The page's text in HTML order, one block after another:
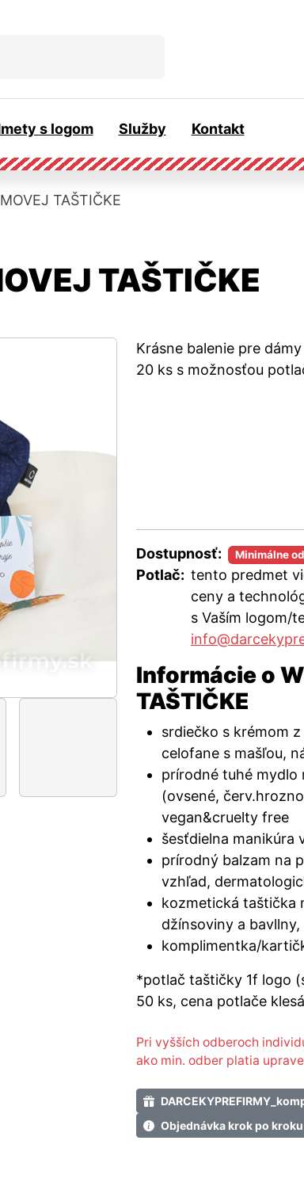
s logom Služby Kontakt
TAŠTIČKE
TAŠTIČKE
Krásne balenie pre
20 ks s možnosťou
Dostupnosť: Minimálne
Potlač: tento predmet
ceny a
s Vaším logom/
Informácie o
TAŠTIČKE
srdiečko s krémom
celofane s mašľou,
prírodné tuhé mydlo
(ovsené,
vegan&cruelty free
šesťdielna manikúra
prírodný balzam na
vzhľad,
kozmetická taštička
džínsoviny a
komplimentka/
*potlač taštičky 1f logo
50 ks, cena potlače
Pri vyšších odberoch
ako min. odber platia
Objednávka krok po kroku